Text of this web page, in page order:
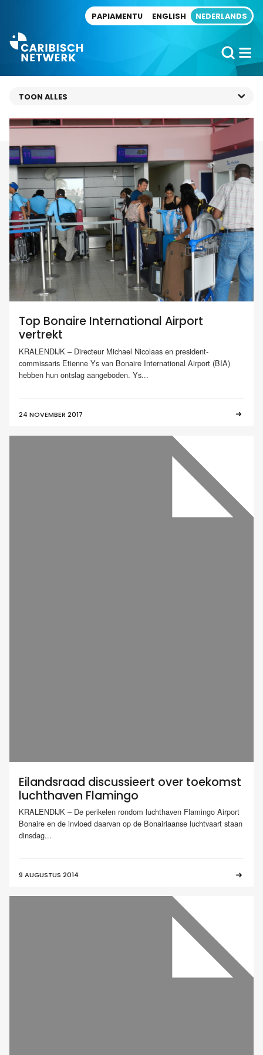
PAPIAMENTU ENGLISH NEDERLANDS
Top Bonaire International Airport
vertrekt
KRALENDIJK – Directeur Michael Nicolaas en president-
commissaris Etienne Ys van Bonaire International Airport (BIA)
hebben hun ontslag aangeboden. Ys...
24 NOVEMBER 2017
Eilandsraad discussieert over toekomst
luchthaven Flamingo
KRALENDIJK – De perikelen rondom luchthaven Flamingo Airport
Bonaire en de invloed daarvan op de Bonairiaanse luchtvaart staan
dinsdag...
9 AUGUSTUS 2014